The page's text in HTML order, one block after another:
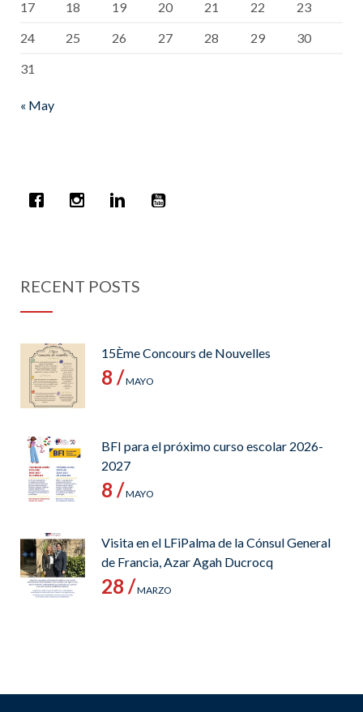
17 18 19 20 21 22
23
24
25 26 27 28 29
30
31
« May
RECENT POSTS
15Ème Concours de Nouvelles
8 /MAYO
BFI para el próximo curso escolar 2026-
2027
8 /MAYO
Visita en el LFiPalma de la Cónsul General
de Francia, Azar Agah Ducrocq
28 /MARZO